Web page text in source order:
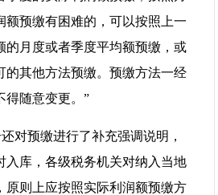
额预缴有困难的，可以按照上一
的月度或者季度平均额预缴，或
的其他方法预缴。预缴方法一经
得随意变更。”
对预缴进行了补充强调说明，
入库，各级税务机关对纳入当地
原则上应按照实际利润额预缴方